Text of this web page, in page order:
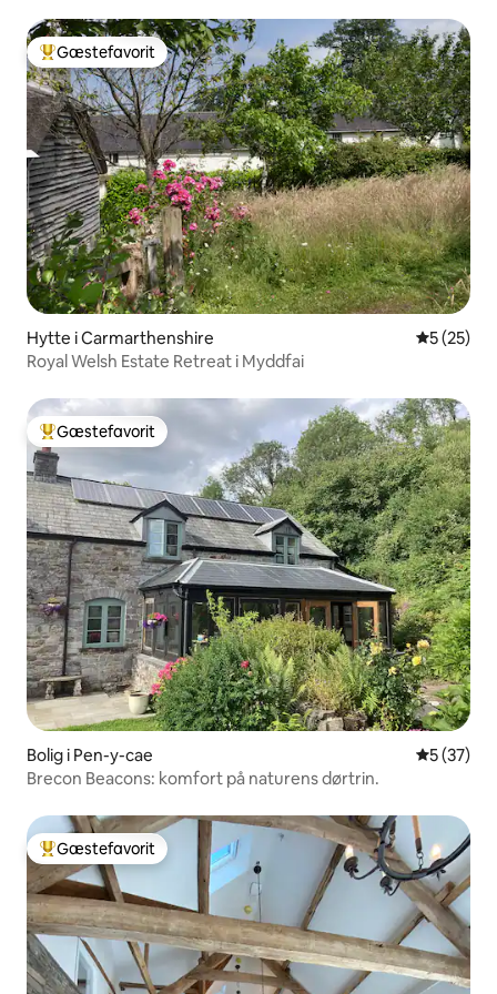
Bedste gæstefavorit
Gæstefavorit
Hytte i Carmarthenshire 5 ud af 5 i
5 (25)
Royal Welsh Estate Retreat i Myddfai
Bedste gæstefavorit
Gæstefavorit
Bolig i Pen-y-cae 5 ud af 5 i
5 (37)
Brecon Beacons: komfort på naturens dørtrin.
Bedste gæstefavorit
Gæstefavorit